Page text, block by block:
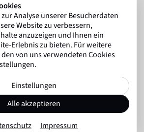
Analyse unserer Besucherdaten
Website zu verbessern,
anzuzeigen und Ihnen ein
Erlebnis zu bieten. Für weitere
von uns verwendeten Cookies
Einstellungen
Alle akzeptieren
Impressum